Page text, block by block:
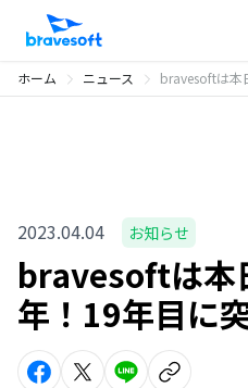
ホーム ニュース bravesoftは本
2023.04.04 お知らせ
bravesoftは本
年！19年目に